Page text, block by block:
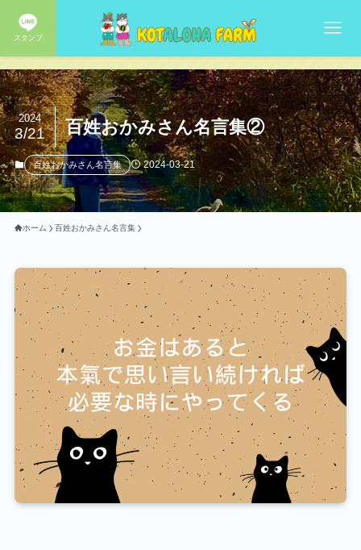
スタンプ
百姓おかみさん名言集②
2024
3/21
百姓おかみさん名言集 2024-03-21
ホーム 百姓おかみさん名言集